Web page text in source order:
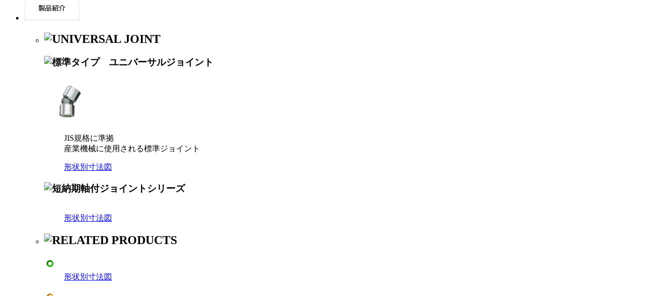
JIS規格に準拠
産業機械に使用される標準ジョイント
形状別寸法図
形状別寸法図
形状別寸法図